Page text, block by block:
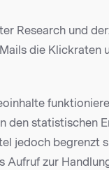
Research und
die Klickraten
den statistischen
jedoch begrenzt
Aufruf zur